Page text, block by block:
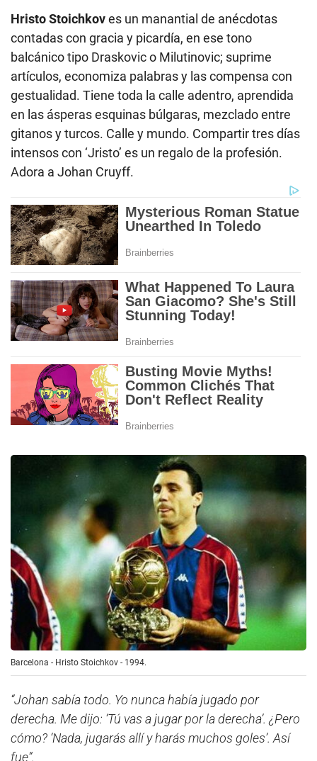
Hristo Stoichkoves un manantial de anécdotas
contadas con gracia y picardía, en ese tono
balcánico tipo Draskovic o Milutinovic; suprime
artículos, economiza palabras y las compensa con
gestualidad. Tiene toda la calle adentro, aprendida
en las ásperas esquinas búlgaras, mezclado entre
gitanos y turcos. Calle y mundo. Compartir tres días
intensos con ‘Jristo’ es un regalo de la profesión.
Adora a Johan Cruyff.
Barcelona - Hristo Stoichkov - 1994.
“Johan sabía todo. Yo nunca había jugado por
derecha. Me dijo: ‘Tú vas a jugar por la derecha’. ¿Pero
cómo? ‘Nada, jugarás allí y harás muchos goles’. Así
fue”.